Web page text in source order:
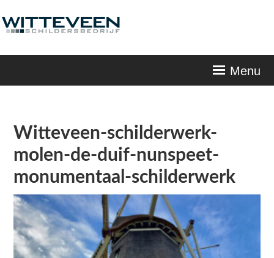
Menu
Witteveen-schilderwerk-
molen-de-duif-nunspeet-
monumentaal-schilderwerk